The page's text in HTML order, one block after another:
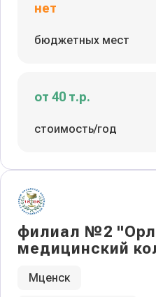
нет
бюджетных мест
от 40 т.р.
стоимость/год
филиал №2
медицинский
Мценск